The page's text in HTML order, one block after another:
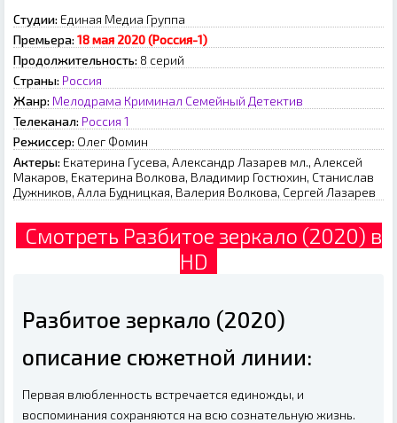
Студии: Единая Медиа Группа
Премьера: 18 мая 2020 (Россия-1)
Продолжительность: 8 серий
Страны: Россия
Жанр: Мелодрама Криминал Семейный Детектив
Телеканал: Россия 1
Режиссер: Олег Фомин
Актеры: Екатерина Гусева, Александр Лазарев мл., Алексей
Макаров, Екатерина Волкова, Владимир Гостюхин, Станислав
Дужников, Алла Будницкая, Валерия Волкова, Сергей Лазарев
Смотреть Разбитое зеркало (2020) в
HD
Разбитое зеркало (2020)
описание сюжетной линии:
Первая влюбленность встречается единожды, и
воспоминания сохраняются на всю сознательную жизнь.